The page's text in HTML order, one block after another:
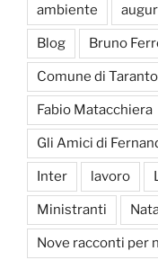
ambiente
Blog Bruno
Comune di Taranto
Fabio Matacchiera
Gli Amici di
Inter lavoro
Ministranti
Nove racconti per